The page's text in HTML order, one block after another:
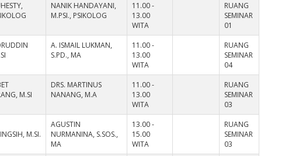
NANIK HANDAYANI,
M.PSI., PSIKOLOG
11.00 -
13.00
WITA
RUANG
SEMINAR
01
A. ISMAIL LUKMAN,
S.PD., MA
11.00 -
13.00
WITA
RUANG
SEMINAR
04
M.SI
DRS. MARTINUS
NANANG, M.A
11.00 -
13.00
WITA
RUANG
SEMINAR
03
M.SI.
AGUSTIN
NURMANINA, S.SOS.,
MA
13.00 -
15.00
WITA
RUANG
SEMINAR
03